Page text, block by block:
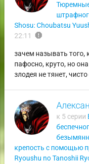
Тюремные
Shosu: Choubatsu
22:11
report
зачем называть того,
пафосно, круто, но
злодея не тянет, чисто
к 5 серии
крепость с помощью
Ryoushu no Tanoshii